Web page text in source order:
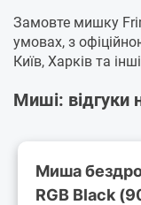
Замовте мишку
умовах, з
Київ, Харків та
Миші: відгуки
Миша
RGB Black